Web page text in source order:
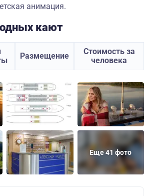
анимация.
кают
Размещение
Стоимость за
человека
Еще 41 фото